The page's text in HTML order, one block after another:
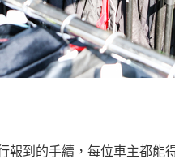
報到的手續，每位車主都能